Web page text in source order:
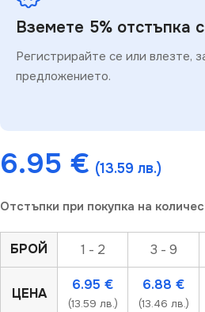
Вземете 5% отстъпка
Регистрирайте се или влезте,
предложението.
6.95 € (13.59 лв.)
Отстъпки при покупка на
БРОЙ 1 - 2 3 - 9
ЦЕНА
6.95 €
(13.59 лв.)
6.88 €
(13.46 лв.)